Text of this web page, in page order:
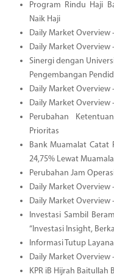
Program Rindu Haji
Naik Haji
Daily Market Overview
Daily Market Overview
Sinergi dengan
Pengembangan
Daily Market Overview
Daily Market Overview
Perubahan
Prioritas
Bank Muamalat Catat
24,75% Lewat
Perubahan Jam
Daily Market Overview
Daily Market Overview
Investasi Sambil
“Investasi Insight,
Informasi Tutup
Daily Market Overview
KPR iB Hijrah Baitullah